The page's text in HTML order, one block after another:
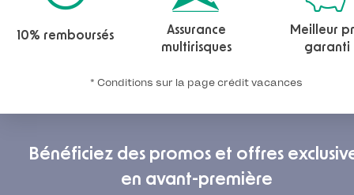
10% remboursés
Assurance
multirisques
Meilleur
garanti
* Conditions sur la page crédit vacances
Bénéficiez des promos et offres
en avant-première